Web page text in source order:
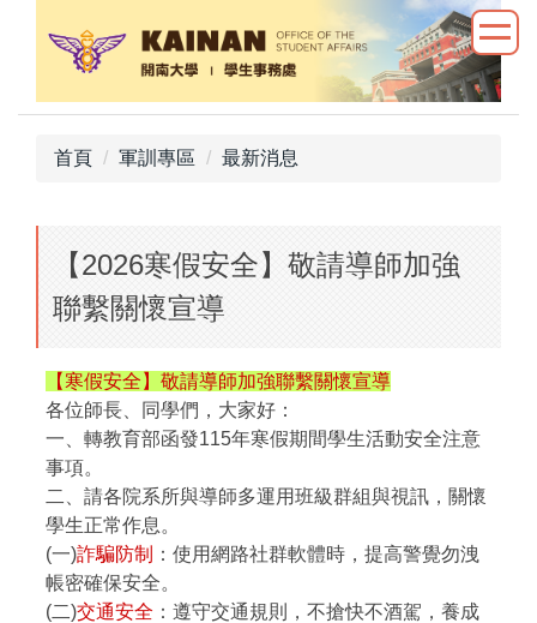
首頁 軍訓專區 最新消息
【2026寒假安全】敬請導師加強
聯繫關懷宣導
【寒假安全】敬請導師加強聯繫關懷宣導
各位師長、同學們，大家好：
一、轉教育部函發115年寒假期間學生活動安全注意
事項。
二、請各院系所與導師多運用班級群組與視訊，關懷
學生正常作息。
(一)詐騙防制
：使用網路社群軟體時，提高警覺勿洩
帳密確保安全。
(二)交通安全 ：遵守交通規則，不搶快不酒駕，養成